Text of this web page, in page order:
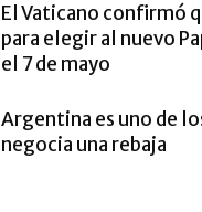
El Vaticano confirmó
para elegir al nuevo
el 7 de mayo
Argentina es uno de
negocia una rebaja